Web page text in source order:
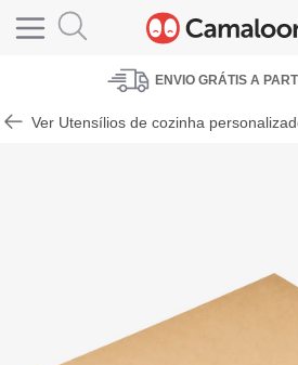
ENVIO GRÁTIS A
Ver Utensílios de cozinha